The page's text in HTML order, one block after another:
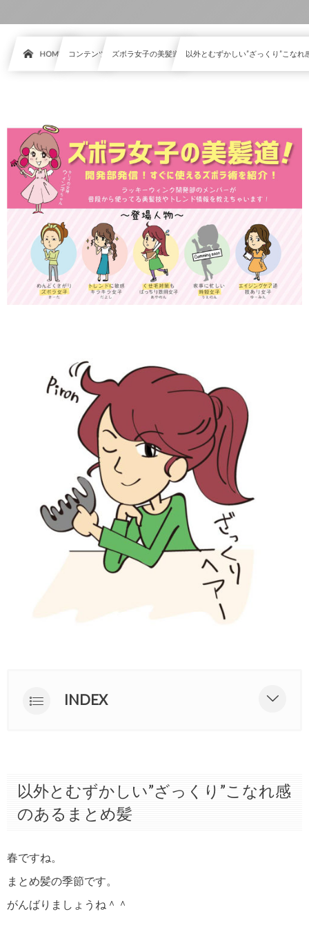
HOME コンテンツ ズボラ女子の美髪道 以外とむずかしい”ざっくり”こな
INDEX
以外とむずかしい”ざっくり”こなれ感
のあるまとめ髪
春ですね。
まとめ髪の季節です。
がんばりましょうね＾＾